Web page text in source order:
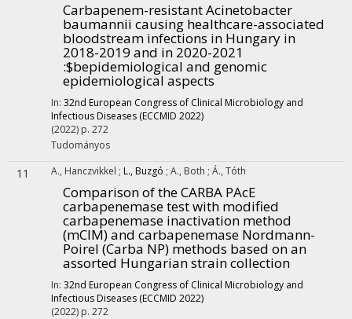
Carbapenem-resistant Acinetobacter
baumannii causing healthcare-associated
bloodstream infections in Hungary in
2018-2019 and in 2020-2021
:$bepidemiological and genomic
epidemiological aspects
In: 32nd European Congress of Clinical Microbiology and
Infectious Diseases (ECCMID 2022)
(2022) p. 272
Tudományos
11 A., Hanczvikkel ; L., Buzgó ; A., Both ; Á., Tóth
Comparison of the CARBA PAcE
carbapenemase test with modified
carbapenemase inactivation method
(mCIM) and carbapenemase Nordmann-
Poirel (Carba NP) methods based on an
assorted Hungarian strain collection
In: 32nd European Congress of Clinical Microbiology and
Infectious Diseases (ECCMID 2022)
(2022) p. 272